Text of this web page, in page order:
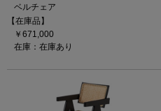
ベルチェア
【在庫品】
￥671,000
在庫：在庫あり